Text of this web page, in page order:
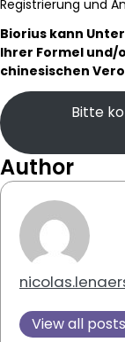
Registrierung und
Biorius kann
Ihrer Formel und/
chinesischen
Bitte
Author
View all posts